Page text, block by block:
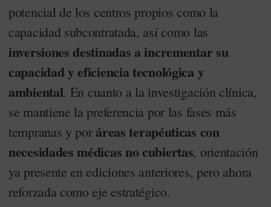
potencial de los centros propios como la
capacidad subcontratada, así como las
inversiones destinadas a incrementar su
capacidad y eficiencia tecnológica y
ambiental. En cuanto a la investigación clínica,
se mantiene la preferencia por las fases más
tempranas y por áreas terapéuticas con
necesidades médicas no cubiertas, orientación
ya presente en ediciones anteriores, pero ahora
reforzada como eje estratégico.